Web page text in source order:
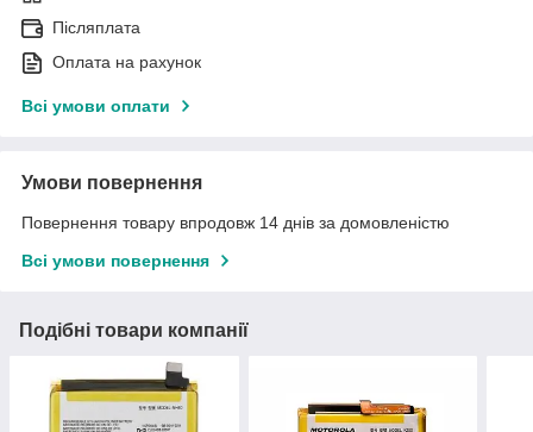
Післяплата
Оплата на рахунок
Всі умови оплати
Умови повернення
Повернення товару впродовж 14 днів за домовленістю
Всі умови повернення
Подібні товари компанії